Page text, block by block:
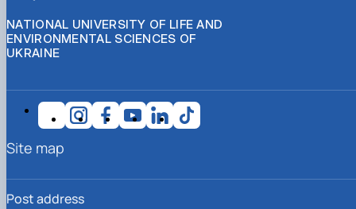
NATIONAL UNIVERSITY OF LIFE AND
ENVIRONMENTAL SCIENCES OF
UKRAINE
Post address
Site map